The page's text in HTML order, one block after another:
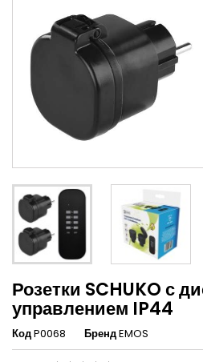
Розетки SCHUKO с
управлением IP44
КодP0068 БрендEMOS